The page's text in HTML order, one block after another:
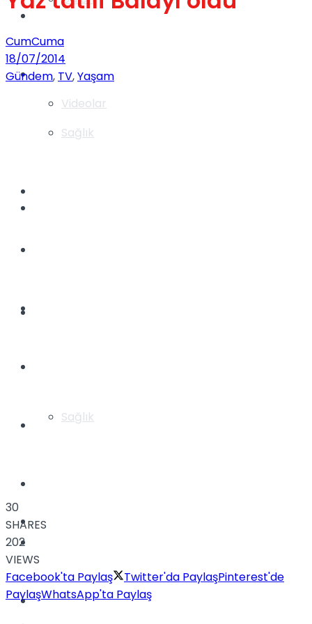
Videolar
Sağlık
TV
Yaşam
Sağlık
Müzik
Spor
CumCuma
18/07/2014
Gündem, TV,Yaşam
30
SHARES
202
VIEWS
Facebook'ta Paylaş
Twitter'da PaylaşPinterest'de
PaylaşWhatsApp'ta Paylaş